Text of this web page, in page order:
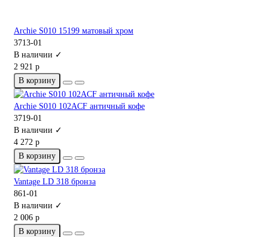
Archie S010 15199 матовый хром
3713-01
В наличии ✓
2 921 р
В корзину
Archie S010 102ACF античный кофе
3719-01
В наличии ✓
4 272 р
В корзину
Vantage LD 318 бронза
861-01
В наличии ✓
2 006 р
В корзину